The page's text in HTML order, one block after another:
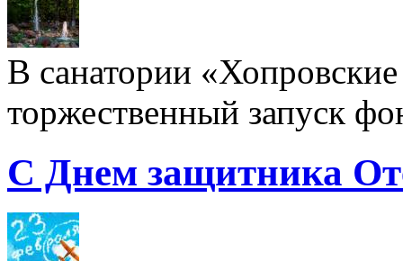
В санатории «Хопровские
торжественный запуск
С Днем защитника